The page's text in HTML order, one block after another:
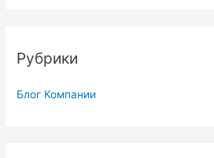
Рубрики
Блог Компании